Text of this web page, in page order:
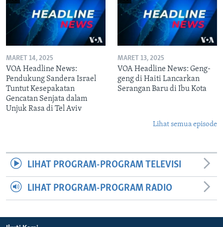
MARET 14, 2025
VOA Headline News:
Pendukung Sandera Israel
Tuntut Kesepakatan
Gencatan Senjata dalam
Unjuk Rasa di Tel Aviv
MARET 13, 2025
VOA Headline News: Geng-
geng di Haiti Lancarkan
Serangan Baru di Ibu Kota
Lihat semua episode
LIHAT PROGRAM-PROGRAM TELEVISI
LIHAT PROGRAM-PROGRAM RADIO